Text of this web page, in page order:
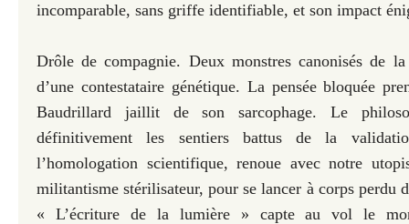
incomparable, sans griffe identifiable, et son impact
Drôle de compagnie. Deux monstres canonisés de
d’une contestataire génétique. La pensée bloquée
Baudrillard jaillit de son sarcophage. Le
définitivement les sentiers battus de la
l’homologation scientifique, renoue avec notre
militantisme stérilisateur, pour se lancer à corps perdu
« L’écriture de la lumière » capte au vol le